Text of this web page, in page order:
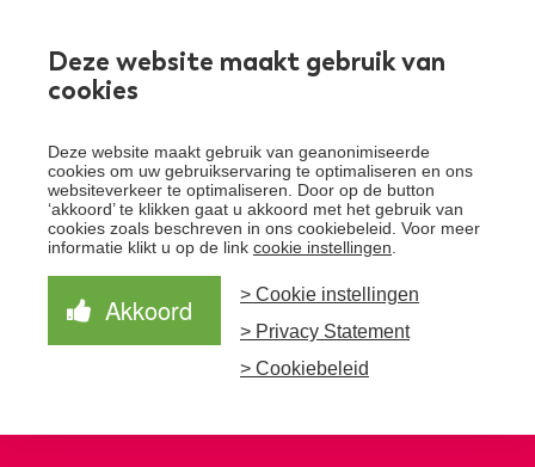
Deze website maakt gebruik van
cookies
Deze website maakt gebruik van geanonimiseerde
cookies om uw gebruikservaring te optimaliseren en ons
websiteverkeer te optimaliseren. Door op de button
‘akkoord’ te klikken gaat u akkoord met het gebruik van
cookies zoals beschreven in ons cookiebeleid. Voor meer
informatie klikt u op de link cookie instellingen
Akkoord
> Cookie instellingen
> Privacy Statement
> Cookiebeleid
Over Santeon
Waardegedreven zorg
aanpak
Samen Beter
Nieuws
Schrijf je in voor de nieuwsbrief
Schrijf je in voor onze nieuwsbrief en ontvang het
laatste nieuws!
Aanmelden nieuwsbrief